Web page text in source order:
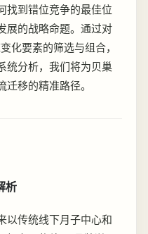
找到错位竞争的最佳位
展的战略命题。通过对
化要素的筛选与组合，
统分析，我们将为贝巢
移的精准路径。
析
以传统线下月子中心和